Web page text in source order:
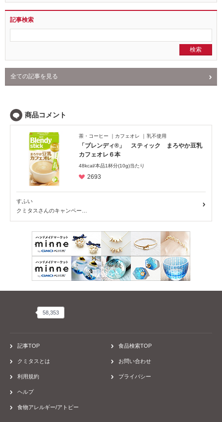
記事検索
全ての記事を見る
NEWS
PR
回収情報
アレルギーSTORY
レシピ
患者会・団体、お店